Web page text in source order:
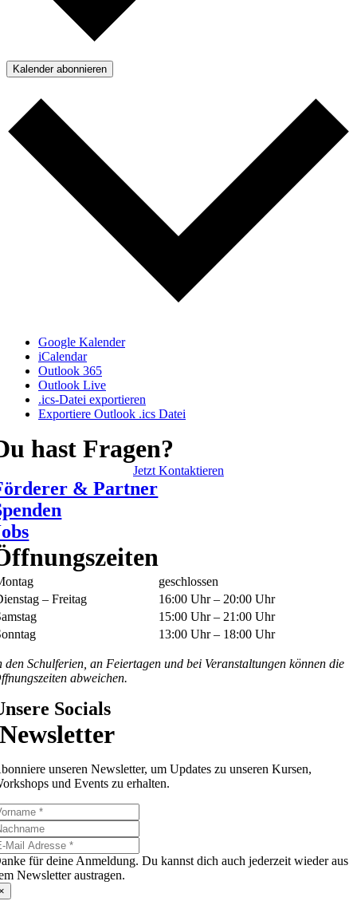
Kalender abonnieren
Google Kalender
iCalendar
Outlook 365
Outlook Live
.ics-Datei exportieren
Exportiere Outlook .ics Datei
hast Fragen?
Jetzt Kontaktieren
& Partner
geschlossen
– Freitag
16:00 Uhr – 20:00 Uhr
15:00 Uhr – 21:00 Uhr
13:00 Uhr – 18:00 Uhr
den Schulferien, an Feiertagen und bei Veranstaltungen können die
abweichen.
Socials
Newsletter
unseren Newsletter, um Updates zu unseren Kursen,
und Events zu erhalten.
für deine Anmeldung. Du kannst dich auch jederzeit wieder aus
Newsletter austragen.